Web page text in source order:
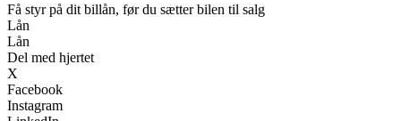
Få styr på dit billån, før du sætter bilen til salg
Lån
Lån
Del med hjertet
X
Facebook
Instagram